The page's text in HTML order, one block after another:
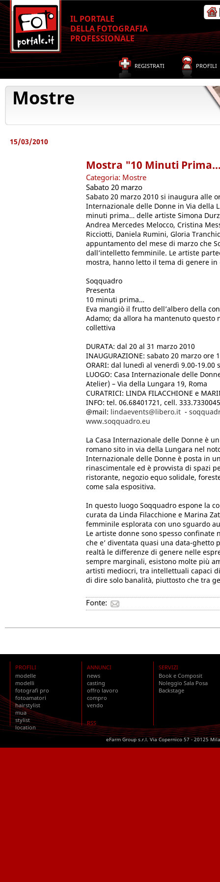
IL PORTALE
DELLA FOTOGRAFIA
PROFESSIONALE
REGISTRATI PROFILI
Mostre
15/03/2010
Mostra "10 Minuti
Categoria: Mostre
Sabato 20 marzo
Sabato 20 marzo 2010 si inaugura alle
Internazionale delle Donne in Via della
minuti prima… delle artiste Simona
Andrea Mercedes Melocco, Cristina
Ricciotti, Daniela Rumini, Gloria
appuntamento del mese di marzo che
dall’intelletto femminile. Le artiste
mostra, hanno letto il tema di genere in
Soqquadro
Presenta
10 minuti prima…
Eva mangiò il frutto dell’albero della
Adamo; da allora ha mantenuto questo
collettiva
DURATA: dal 20 al 31 marzo 2010
INAUGURAZIONE: sabato 20 marzo ore
ORARI: dal lunedì al venerdì 9.00-19.00
LUOGO: Casa Internazionale delle
Atelier) – Via della Lungara 19, Roma
CURATRICI: LINDA FILACCHIONE e
INFO: tel. 06.68401721, cell. 333.7330045
@mail: lindaevents@libero.it -
www.soqquadro.eu
La Casa Internazionale delle Donne è
romano sito in via della Lungara nel
Internazionale delle Donne è posta in
rinascimentale ed è provvista di spazi
ristorante, negozio equo solidale,
come sala espositiva.
In questo luogo Soqquadro espone la
curata da Linda Filacchione e Marina
femminile esplorata con uno sguardo
Le artiste donne sono spesso confinate
che e’ diventata quasi una data-ghetto
realtà le differenze di genere nelle
sempre marginali, esistono molte più
artisti mediocri, tra intellettuali capaci
di dire solo banalità, piuttosto che tra
Fonte:
PROFILI
modelle
modelli
fotografi pro
fotoamatori
hairstylist
mua
stylist
location
ANNUNCI
news
casting
offro lavoro
compro
vendo
RSS
SERVIZI
Book e Composit
Noleggio Sala Posa
Backstage
eFarm Group s.r.l. Via Copernico 57 - 20125